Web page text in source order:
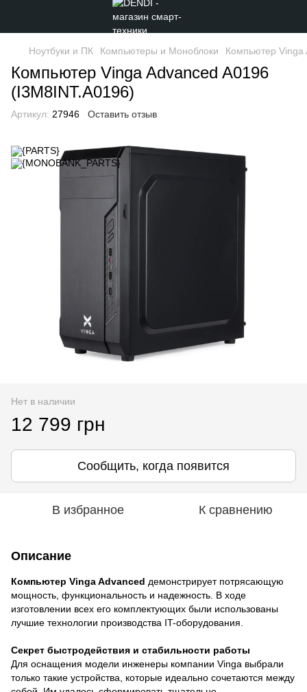
Ноутбуки и ПК Компьютеры и Моноблоки Компьютер Vinga
Компьютер Vinga Advanced A0196
(I3M8INT.A0196)
Артикул: 27946 Оставить отзыв
Нет в наличии
12 799 грн
Сообщить, когда появится
В избранное К сравнению
Описание
Компьютер VingaAdvanced демонстрирует потрясающую
мощность, функциональность и надежность. В ходе
изготовлении всех его комплектующих были использованы
лучшие технологии производства IT-оборудования.
Секрет быстродействия и стабильности работы
Для оснащения модели инженеры компании Vinga выбрали
только такие устройства, которые идеально сочетаются между